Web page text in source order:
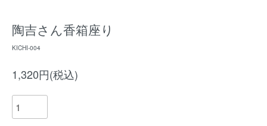
陶吉さん香箱座り
KICHI-004
1,320円(税込)